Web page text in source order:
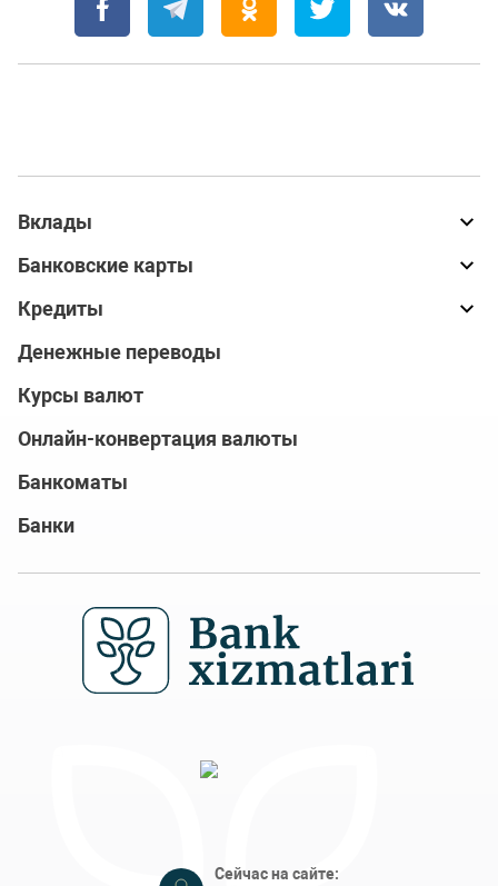
Вклады
Банковские карты
Кредиты
Денежные переводы
Курсы валют
Онлайн-конвертация валюты
Банкоматы
Банки
Сейчас на сайте: